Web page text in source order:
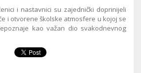
i nastavnici su zajednički doprinijeli
i otvorene školske atmosfere u kojoj se
kao važan dio svakodnevnog